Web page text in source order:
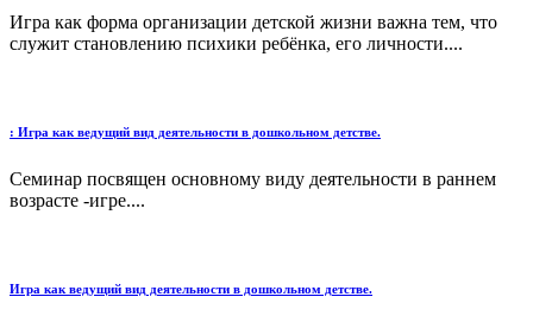
Игра как форма организации детской жизни важна тем, что
служит становлению психики ребёнка, его личности....
: Игра как ведущий вид деятельности в дошкольном детстве.
Семинар посвящен основному виду деятельности в раннем
возрасте -игре....
Игра как ведущий вид деятельности в дошкольном детстве.